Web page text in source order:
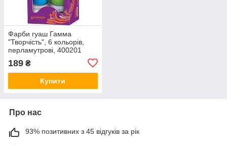
Фарби гуаш Гамма
"Творчість", 6 кольорів,
перламутрові, 400201
189 ₴
Купити
Про нас
93% позитивних з 45 відгуків за рік